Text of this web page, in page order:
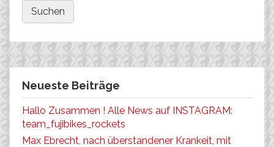
Neueste Beiträge
Hallo Zusammen ! Alle News auf INSTAGRAM:
team_fujibikes_rockets
Max Ebrecht, nach überstandener Krankeit, mit